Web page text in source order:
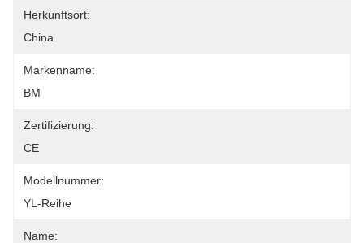
Herkunftsort:
China
Markenname:
BM
Zertifizierung:
CE
Modellnummer:
YL-Reihe
Name: